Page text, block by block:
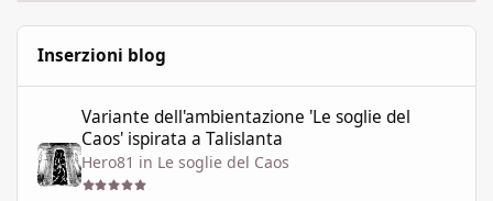
Inserzioni blog
Variante dell'ambientazione 'Le soglie del
Caos' ispirata a Talislanta
Hero81 in Le soglie del Caos